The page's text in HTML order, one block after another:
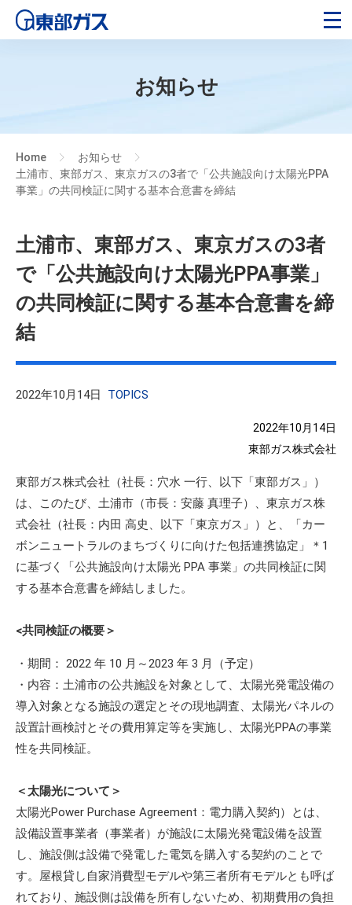
お知らせ
Home お知らせ
土浦市、東部ガス、東京ガスの3者で「公共施設向け太陽光PPA
事業」の共同検証に関する基本合意書を締結
土浦市、東部ガス、東京ガスの3者
で「公共施設向け太陽光PPA事業」
の共同検証に関する基本合意書を締
結
2022年10月14日 TOPICS
2022年10月14日
東部ガス株式会社
東部ガス株式会社（社長：穴水 一行、以下「東部ガス」）
は、このたび、土浦市（市長：安藤 真理子）、東京ガス株
式会社（社長：内田 高史、以下「東京ガス」）と、「カー
ボンニュートラルのまちづくりに向けた包括連携協定」＊1
に基づく「公共施設向け太陽光 PPA 事業」の共同検証に関
する基本合意書を締結しました。
<共同検証の概要＞
・期間： 2022 年 10 月～2023 年 3 月（予定）
・内容：土浦市の公共施設を対象として、太陽光発電設備の
導入対象となる施設の選定とその現地調査、太陽光パネルの
設置計画検討とその費用算定等を実施し、太陽光PPAの事業
性を共同検証。
＜太陽光について＞
太陽光Power Purchase Agreement：電力購入契約）とは、
設備設置事業者（事業者）が施設に太陽光発電設備を設置
し、施設側は設備で発電した電気を購入する契約のことで
す。屋根貸し自家消費型モデルや第三者所有モデルとも呼ば
れており、施設側は設備を所有しないため、初期費用の負担